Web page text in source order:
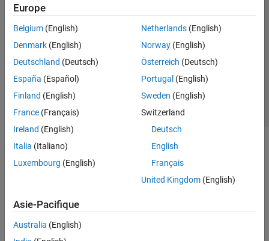
Europe
Belgium (English)
Denmark (English)
Deutschland (Deutsch)
España (Español)
Finland (English)
France (Français)
Ireland (English)
Italia (Italiano)
Luxembourg (English)
Netherlands(English)
Norway(English)
Österreich (Deutsch)
Portugal (English)
Sweden (English)
Switzerland
Deutsch
English
Français
United Kingdom(English)
Asie-Pacifique
Australia (English)
Lutte anti-piratage
Contacts locaux
© 1994-2026 The MathWorks, Inc.